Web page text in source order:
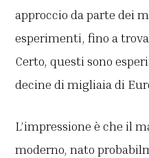
approccio da parte dei
esperimenti, fino a
Certo, questi sono
decine di migliaia di
L’impressione è che il
moderno, nato